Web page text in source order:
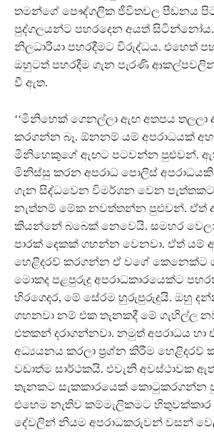
තමන්ගේ පෞද්ගලික ජීවිතවල පීඩනය
පුද්ගලයන්ට පහරදෙන අයත්
නිලධාරියා පහරදීමට විරුද්ධය. එහෙත්
ඔහුටත් පහරදීම ගැන පැරණි
වී ඇත.
‘‘මිනිහෙක් ගෙනල්ලා ඇඟ අතපය තලලා
කරගන්න බෑ. ඕනනම් යම් අපරාධයක්
මිනිහෙකුගේ ඇඟට පටවන්න පුළුවන්.
මිනිස්සු කරන අපරාධ පොලිස්
ගැන සිද්ධවෙන විමර්ශන වෙන
නැත්නම් මේක නවත්තන්න පුළුවන්. ඒත්
කියන්නේ බබෙක් නෙවෙයි. සමහර
පාරක් දෙකක් ගහන්න වෙනවා. ඒත් යම්
හෙළිදරව් කරගන්න ඒ වගේ කෙනෙක්ට
මොකද පළපුරුදු අපරාධකාරයෙක්ට
හිරගෙදර, මේ සේරම හුරුපුරුදුයි. ඔහු
ගහනවා නම් එක තැනකදී මේ ගැහිල්ල
එතකන් දරාගන්නවා. නමුත් අපරාධය හා
අධ්‍යයනය කරලා ප‍‍්‍රශ්න කිරීම හෙළිදරව්
වඩාත්ම සාර්ථකයි. එවැනි අවස්ථාවක
තැනකට සැකකාරයෙක් කොටුකරගන්න
එහෙම නැතිව කම්මැලිකමට
දේවලින් නියම අපරාධකරුවන් වසන්